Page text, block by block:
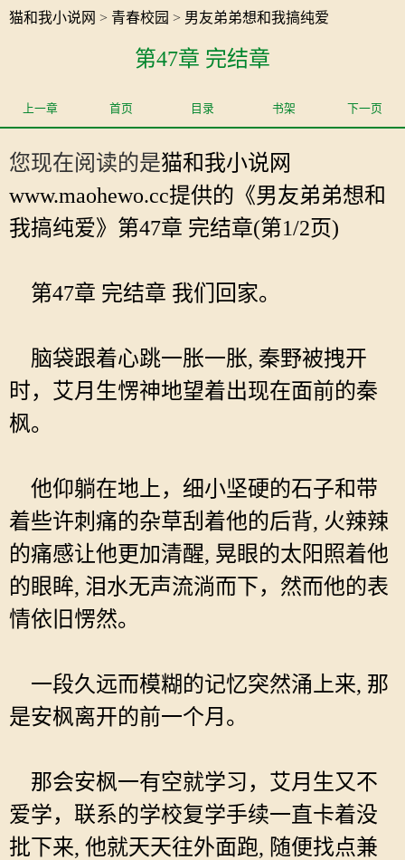
猫和我小说网 > 青春校园 > 男友弟弟想和我搞纯爱
第47章 完结章
上一章 首页 目录 书架 下一页
您现在阅读的是猫和我小说网
www.maohewo.cc提供的《男友弟弟想和
我搞纯爱》第47章 完结章(第1/2页)
第47章 完结章 我们回家。
脑袋跟着心跳一胀一胀, 秦野被拽开
时，艾月生愣神地望着出现在面前的秦
枫。
他仰躺在地上，细小坚硬的石子和带
着些许刺痛的杂草刮着他的后背, 火辣辣
的痛感让他更加清醒, 晃眼的太阳照着他
的眼眸, 泪水无声流淌而下，然而他的表
情依旧愣然。
一段久远而模糊的记忆突然涌上来, 那
是安枫离开的前一个月。
那会安枫一有空就学习，艾月生又不
爱学，联系的学校复学手续一直卡着没
批下来, 他就天天往外面跑, 随便找点兼